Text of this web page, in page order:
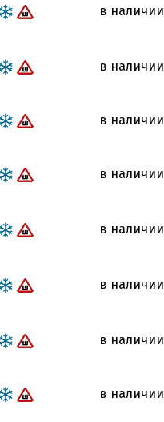
в наличии
в наличии
в наличии
в наличии
в наличии
в наличии
в наличии
в наличии